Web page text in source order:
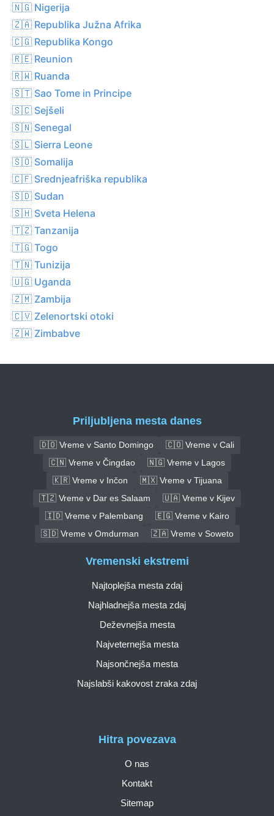
🇳🇬 Nigerija
🇿🇦 Republika Južna Afrika
🇨🇬 Republika Kongo
🇷🇪 Reunion
🇷🇼 Ruanda
🇸🇹 Sao Tome in Principe
🇸🇨 Sejšeli
🇸🇳 Senegal
🇸🇱 Sierra Leone
🇸🇴 Somalija
🇨🇫 Srednjeafriška republika
🇸🇩 Sudan
🇸🇭 Sveta Helena
🇹🇿 Tanzanija
🇹🇬 Togo
🇹🇳 Tunizija
🇺🇬 Uganda
🇿🇲 Zambija
🇨🇻 Zelenortski otoki
🇿🇼 Zimbabve
Priljubljena mesta danes
🇩🇴 Vreme v Santo Domingo
🇨🇴 Vreme v Cali
🇨🇳 Vreme v Čingdao
🇳🇬 Vreme v Lagos
🇰🇷 Vreme v Inčon
🇲🇽 Vreme v Tijuana
🇹🇿 Vreme v Dar es Salaam
🇺🇦 Vreme v Kijev
🇮🇩 Vreme v Palembang
🇪🇬 Vreme v Kairo
🇸🇩 Vreme v Omdurman
🇿🇦 Vreme v Soweto
Hitra povezava
O nas
Kontakt
Sitemap
Vremenski ekstremi
Najtoplejša mesta zdaj
Najhladnejša mesta zdaj
Deževnejša mesta
Najveternejša mesta
Najsončnejša mesta
Najslabši kakovost zraka zdaj